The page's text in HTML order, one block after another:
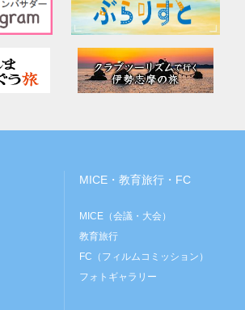
MICE・教育旅行・FC
MICE（会議・大会）
教育旅行
FC（フィルムコミッション）
フォトギャラリー